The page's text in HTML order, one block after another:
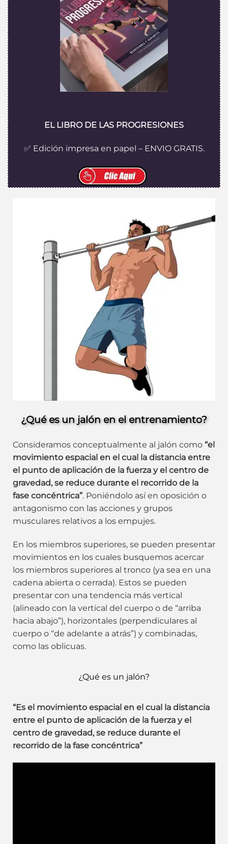
EL LIBRO DE LAS PROGRESIONES
✅ Edición impresa en papel – ENVIO GRATIS.
¿Qué es un jalón en el entrenamiento?
Consideramos conceptualmente al jalón como “el
movimiento espacial en el cual la distancia entre
el punto de aplicación de la fuerza y el centro de
gravedad, se reduce durante el recorrido de la
fase concéntrica”. Poniéndolo así en oposición o
antagonismo con las acciones y grupos
musculares relativos a los empujes.
En los miembros superiores, se pueden presentar
movimientos en los cuales busquemos acercar
los miembros superiores al tronco (ya sea en una
cadena abierta o cerrada). Estos se pueden
presentar con una tendencia más vertical
(alineado con la vertical del cuerpo o de “arriba
hacia abajo”), horizontales (perpendiculares al
cuerpo o “de adelante a atrás”) y combinadas,
como las oblicuas.
¿Qué es un jalón?
“Es el movimiento espacial en el cual la distancia
entre el punto de aplicación de la fuerza y el
centro de gravedad, se reduce durante el
recorrido de la fase concéntrica”